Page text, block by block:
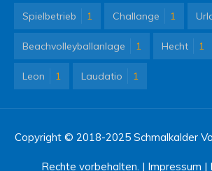
Spielbetrieb 1 Challange 1
Beachvolleyballanlage 1 Hecht 1
Leon 1 Laudatio 1
Copyright © 2018-2025 Schmalkalder
Rechte vorbehalten. | Impressum |